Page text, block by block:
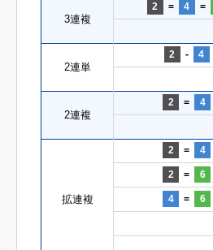
3連複
2 = 4 =
2連単
2 - 4
2連複
2 = 4
拡連複
2 = 4
2 = 6
4 = 6